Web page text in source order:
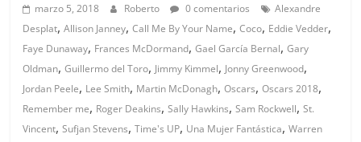
marzo 5, 2018 Roberto 0 comentarios
Alexandre
Desplat,Allison Janney,Call Me By Your Name,Coco, Eddie Vedder,
Faye Dunaway, Frances McDormand,Gael García Bernal,Gary
Oldman,Guillermo del Toro, Jimmy Kimmel, Jonny Greenwood,
Jordan Peele, Lee Smith, Martin McDonagh,Oscars,Oscars 2018,
Remember me, Roger Deakins,Sally Hawkins,Sam Rockwell,St.
Vincent,Sufjan Stevens,Time's UP, Una Mujer Fantástica,Warren